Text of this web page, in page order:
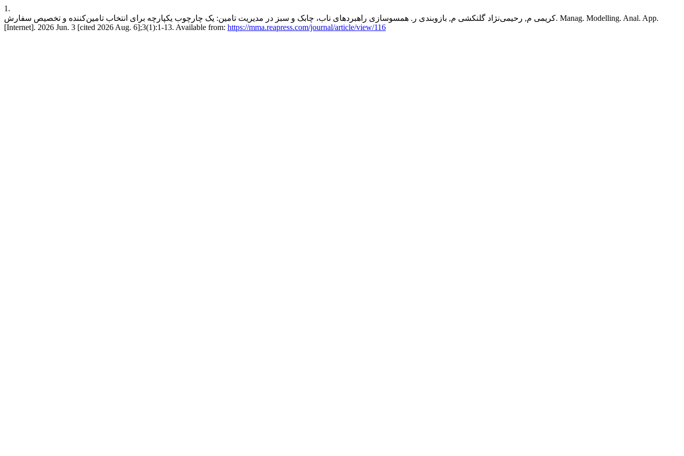
1.
کریمی م, رحیمی‌نژاد گلنکشی م, بازوبندی ر. همسوسازی راهبردهای ناب، چابک و سبز در مدیریت تامین: یک چارچوب یکپارچه برای انتخاب تامین‌کننده و تخصیص سفارش. Manag. Modelling. Anal. App.
[Internet]. 2026 Jun. 3 [cited 2026 Aug. 6];3(1):1-13. Available from: https://mma.reapress.com/journal/article/view/116